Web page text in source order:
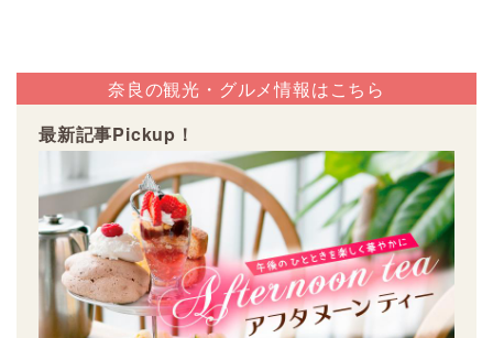
奈良の観光・グルメ情報はこちら
最新記事Pickup！